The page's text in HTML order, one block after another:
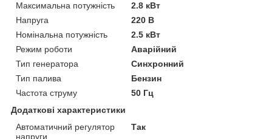
Максимальна потужність
2.8 кВт
Напруга
220 В
Номінальна потужність
2.5 кВт
Режим роботи
Аварійний
Тип генератора
Синхронний
Тип палива
Бензин
Частота струму
50 Гц
Додаткові характеристики
Автоматичний регулятор
напруги
Так